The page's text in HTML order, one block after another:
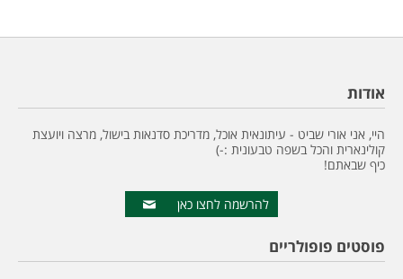
אודות
היי, אני אורי שביט - עיתונאית אוכל, מדריכת סדנאות בישול, מרצה ויועצת
קולינארית והכל בשפה טבעונית :-)
כיף שבאתם!
להרשמה לחצו כאן
פוסטים פופולריים